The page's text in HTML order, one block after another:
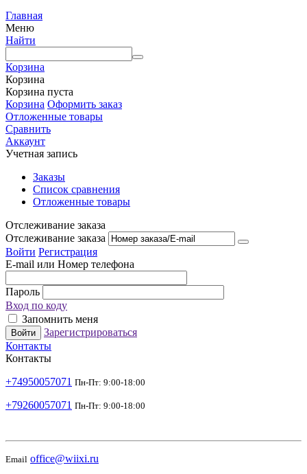
Главная
Меню
Найти
Корзина
Корзина
Корзина пуста
Корзина Оформить заказ
Отложенные товары
Сравнить
Аккаунт
Учетная запись
Заказы
Список сравнения
Отложенные товары
Отслеживание заказа
Отслеживание заказа
Войти Регистрация
E-mail или Номер телефона
Пароль
Вход по коду
Запомнить меня
Войти
Зарегистрироваться
Контакты
Контакты
+74950057071 Пн-Пт: 9:00-18:00
+79260057071 Пн-Пт: 9:00-18:00
Email office@wiixi.ru